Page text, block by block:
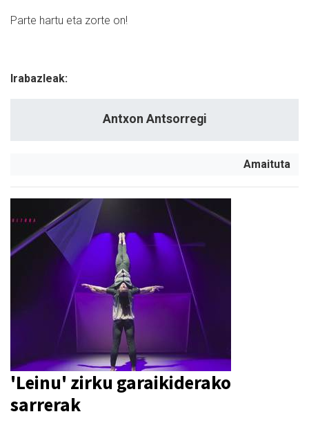
Parte hartu eta zorte on!
Irabazleak:
Antxon Antsorregi
Amaituta
'Leinu' zirku garaikiderako
sarrerak